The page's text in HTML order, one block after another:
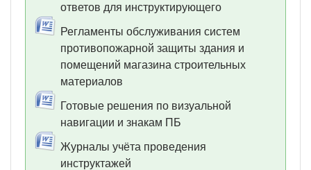
ответов для инструктирующего
Регламенты обслуживания систем
противопожарной защиты здания и
помещений магазина строительных
материалов
Готовые решения по визуальной
навигации и знакам ПБ
Журналы учёта проведения
инструктажей